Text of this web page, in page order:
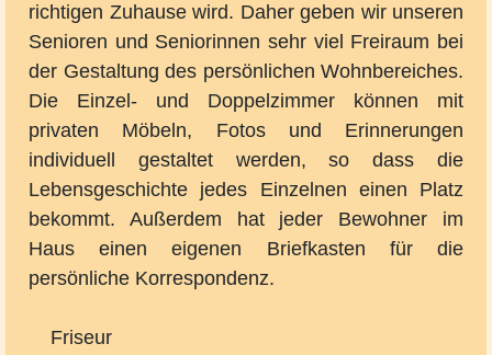
richtigen Zuhause wird. Daher geben wir unseren
Senioren und Seniorinnen sehr viel Freiraum bei
der Gestaltung des persönlichen Wohnbereiches.
Die Einzel- und Doppelzimmer können mit
privaten Möbeln, Fotos und Erinnerungen
individuell gestaltet werden, so dass die
Lebensgeschichte jedes Einzelnen einen Platz
bekommt. Außerdem hat jeder Bewohner im
Haus einen eigenen Briefkasten für die
persönliche Korrespondenz.
Friseur